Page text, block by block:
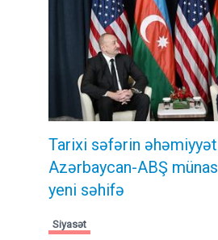
Tarixi səfərin
Azərbaycan-ABŞ
yeni səhifə
Siyasət